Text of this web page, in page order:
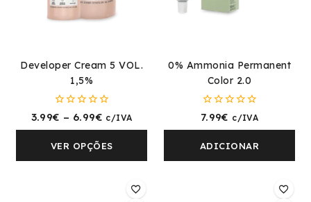
Developer Cream 5 VOL.
1,5%
0
5
3.99€ – 6.99€ c/IVA
VER OPÇÕES
0% Ammonia Permanent
Color 2.0
0
5
7.99€ c/IVA
ADICIONAR